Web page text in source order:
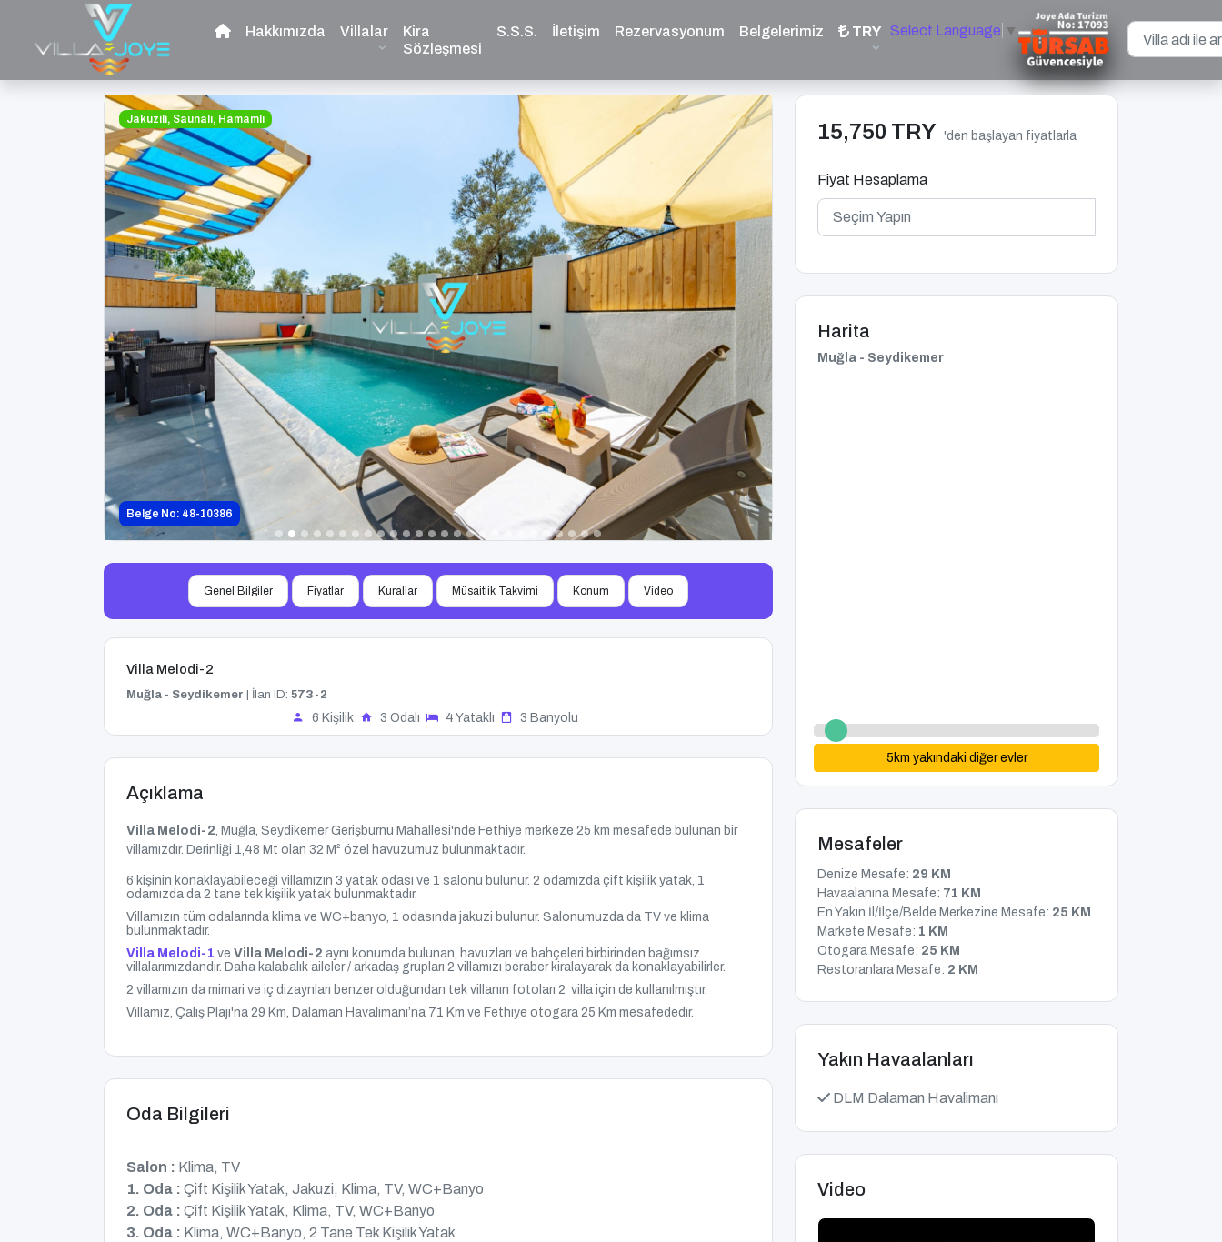
Hakkımızda Villalar
Kira
Sözleşmesi
S.S.S. İletişim Rezervasyonum Belgelerimiz TRY Select Language ▼
Jakuzili, Saunalı, Hamamlı
Belge No: 48-10386
Genel Bilgiler Fiyatlar Kurallar Müsaitlik Takvimi Konum Video
Villa Melodi-2
Muğla - Seydikemer | İlan ID: 573-2
6 Kişilik 3 Odalı 4 Yataklı 3 Banyolu
Açıklama
Villa Melodi-2, Muğla, Seydikemer Gerişburnu Mahallesi'nde Fethiye merkeze 25 km mesafede bulunan bir
villamızdır. Derinliği 1,48 Mt olan 32 M² özel havuzumuz bulunmaktadır.
6 kişinin konaklayabileceği villamızın 3 yatak odası ve 1 salonu bulunur. 2 odamızda çift kişilik yatak, 1
odamızda da 2 tane tek kişilik yatak bulunmaktadır.
Villamızın tüm odalarında klima ve WC+banyo, 1 odasında jakuzi bulunur. Salonumuzda da TV ve klima
bulunmaktadır.
Villa Melodi-1 ve Villa Melodi-2 aynı konumda bulunan, havuzları ve bahçeleri birbirinden bağımsız
villalarımızdandır. Daha kalabalık aileler / arkadaş grupları 2 villamızı beraber kiralayarak da konaklayabilirler.
2 villamızın da mimari ve iç dizaynları benzer olduğundan tek villanın fotoları 2 villa için de kullanılmıştır.
Villamız, Çalış Plajı'na 29 Km, Dalaman Havalimanı’na 71 Km ve Fethiye otogara 25 Km mesafededir.
Oda Bilgileri
Salon : Klima, TV
1. Oda : Çift Kişilik Yatak, Jakuzi, Klima, TV, WC+Banyo
2. Oda : Çift Kişilik Yatak, Klima, TV, WC+Banyo
3. Oda : Klima, WC+Banyo, 2 Tane Tek Kişilik Yatak
15,750 TRY 'den başlayan fiyatlarla
Fiyat Hesaplama
Harita
Muğla - Seydikemer
5 km yakındaki diğer evler
Mesafeler
Denize Mesafe: 29 KM
Havaalanına Mesafe: 71 KM
En Yakın İl/İlçe/Belde Merkezine Mesafe: 25 KM
Markete Mesafe: 1 KM
Otogara Mesafe: 25 KM
Restoranlara Mesafe: 2 KM
Yakın Havaalanları
DLM Dalaman Havalimanı
Video